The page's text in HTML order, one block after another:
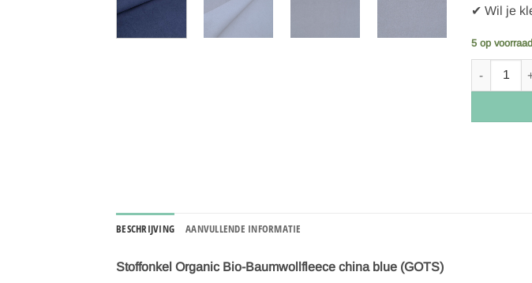
✔ Wil je
5 op voorraad
Stoffonkel
BESCHRIJVING AANVULLENDE INFORMATIE
Stoffonkel Organic Bio-Baumwollfleece china blue (GOTS)